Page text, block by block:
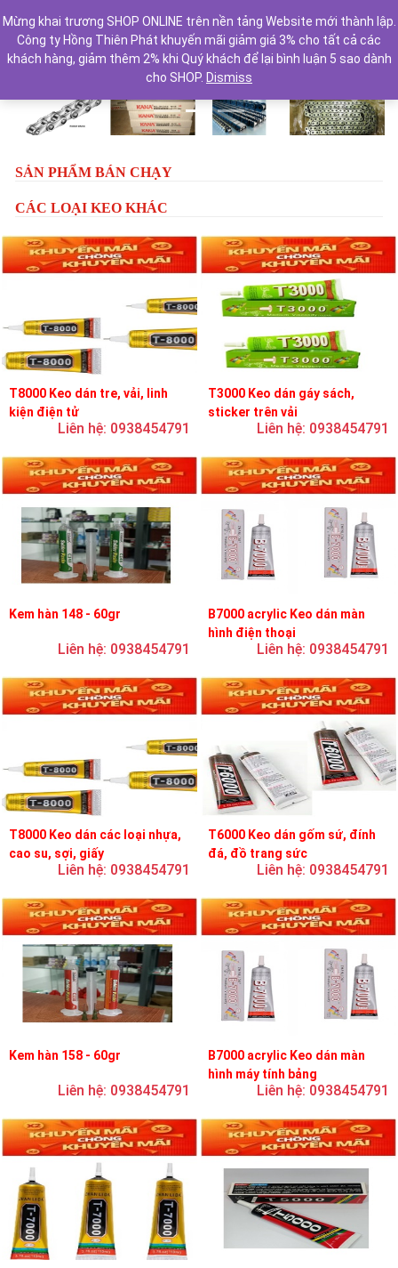
Previous Next
SẢN PHẨM BÁN CHẠY
CÁC LOẠI KEO KHÁC
T8000 Keo dán tre, vải, linh
kiện điện tử
Liên hệ: 0938454791
T3000 Keo dán gáy sách,
sticker trên vải
Liên hệ: 0938454791
Kem hàn 148 - 60gr
Liên hệ: 0938454791
B7000 acrylic Keo dán màn
hình điện thoại
Liên hệ: 0938454791
T8000 Keo dán các loại nhựa,
cao su, sợi, giấy
Liên hệ: 0938454791
T6000 Keo dán gốm sứ, đính
đá, đồ trang sức
Liên hệ: 0938454791
Kem hàn 158 - 60gr
Liên hệ: 0938454791
B7000 acrylic Keo dán màn
hình máy tính bảng
Liên hệ: 0938454791
Mừng khai trương SHOP ONLINE trên nền tảng Website mới thành lập.
Công ty Hồng Thiên Phát khuyến mãi giảm giá 3% cho tất cả các
khách hàng, giảm thêm 2% khi Quý khách để lại bình luận 5 sao dành
cho SHOP. Dismiss